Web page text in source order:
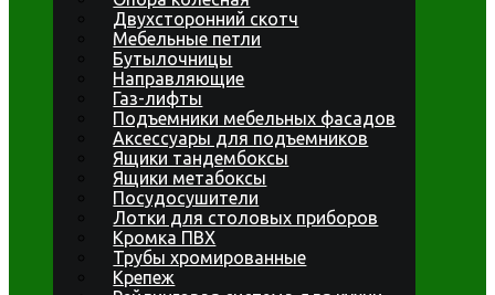
Двухсторонний скотч
Мебельные петли
Бутылочницы
Направляющие
Газ-лифты
Подъемники мебельных фасадов
Аксессуары для подъемников
Ящики тандембоксы
Ящики метабоксы
Посудосушители
Лотки для столовых приборов
Кромка ПВХ
Трубы хромированные
Крепеж